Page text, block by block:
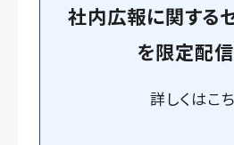
社内広報に関する
を限定配信
詳しくはこ